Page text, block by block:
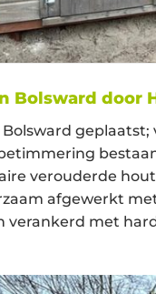
Bolsward door
verouderde
afgewerkt
verankerd met